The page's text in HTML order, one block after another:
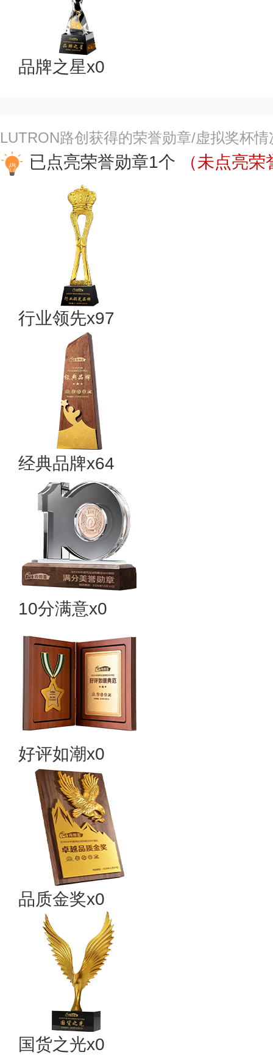
品牌之星x0
LUTRON路创获得的荣誉勋章/虚拟奖杯情
已点亮荣誉勋章1个 （未点亮
行业领先x97
经典品牌x64
10分满意x0
好评如潮x0
品质金奖x0
国货之光x0